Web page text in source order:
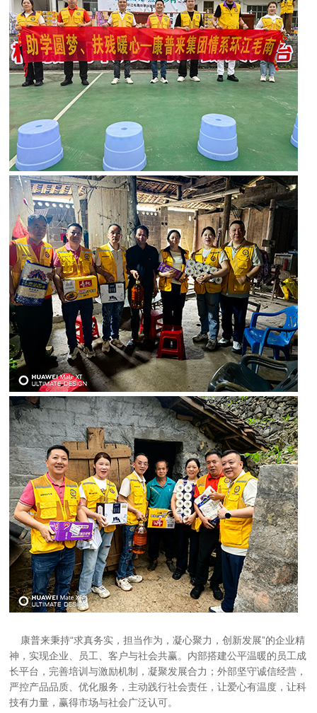
神，实现企业、员工、客户与社会共赢。内部搭建公平温暖的员工成
长平台，完善培训与激励机制，凝聚发展合力；外部坚守诚信经营，
严控产品品质、优化服务，主动践行社会责任，让爱心有温度，让科